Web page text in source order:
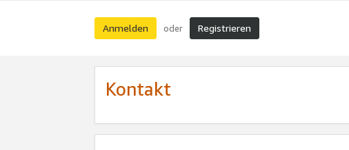
Anmelden oder Registrieren
Kontakt